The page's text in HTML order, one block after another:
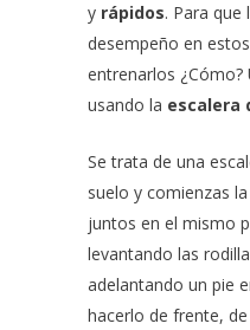
y rápidos. Para
desempeño en
entrenarlos
usando la escalera
Se trata de una
suelo y comienzas
juntos en el mismo
levantando las
adelantando un pie
hacerlo de frente,